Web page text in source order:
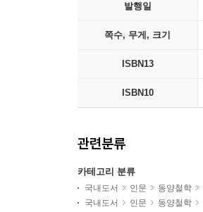
발행일
쪽수, 무게, 크기
ISBN13
ISBN10
관련분류
카테고리 분류
국내도서 인문 동양철학
국내도서
인문 동양철학